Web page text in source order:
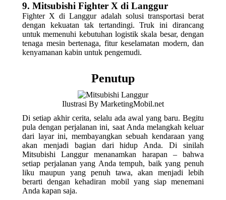
9. Mitsubishi Fighter X di Langgur
Fighter X di Langgur adalah solusi transportasi berat
dengan kekuatan tak tertandingi. Truk ini dirancang
untuk memenuhi kebutuhan logistik skala besar, dengan
tenaga mesin bertenaga, fitur keselamatan modern, dan
kenyamanan kabin untuk pengemudi.
Penutup
Ilustrasi By MarketingMobil.net
Di setiap akhir cerita, selalu ada awal yang baru. Begitu
pula dengan perjalanan ini, saat Anda melangkah keluar
dari layar ini, membayangkan sebuah kendaraan yang
akan menjadi bagian dari hidup Anda. Di sinilah
Mitsubishi Langgur menanamkan harapan – bahwa
setiap perjalanan yang Anda tempuh, baik yang penuh
liku maupun yang penuh tawa, akan menjadi lebih
berarti dengan kehadiran mobil yang siap menemani
Anda kapan saja.